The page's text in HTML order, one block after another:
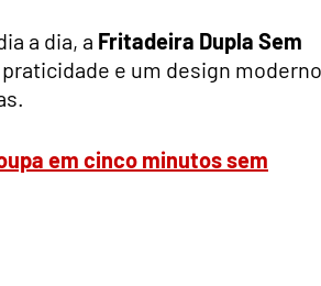
a dia, a Fritadeira Dupla Sem
e um design moderno
em cinco minutos sem